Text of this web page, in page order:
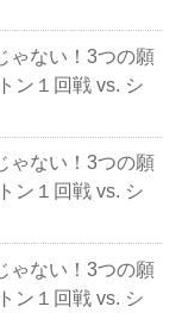
ゃない！3つの願
ン１回戦 vs. シ
ゃない！3つの願
ン１回戦 vs. シ
ゃない！3つの願
ン１回戦 vs. シ